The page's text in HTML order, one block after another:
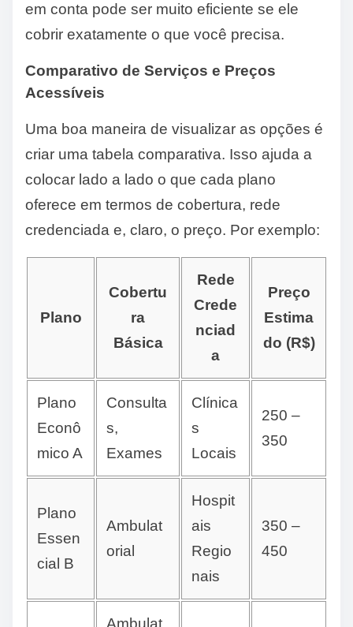
em conta pode ser muito eficiente se ele
cobrir exatamente o que você precisa.
Comparativo de Serviços e Preços
Acessíveis
Uma boa maneira de visualizar as opções é
criar uma tabela comparativa. Isso ajuda a
colocar lado a lado o que cada plano
oferece em termos de cobertura, rede
credenciada e, claro, o preço. Por exemplo:
Plano
Cobertu
ra
Básica
Rede
Crede
nciad
a
Preço
Estima
do (R$)
Plano
Econô
mico A
Consulta
s,
Exames
Clínica
s
Locais
250 –
350
Plano
Essen
cial B
Ambulat
orial
Hospit
ais
Regio
nais
350 –
450
Ambulat